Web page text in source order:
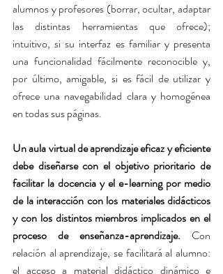
alumnos y profesores (borrar, ocultar, adaptar
las distintas herramientas que ofrece);
intuitivo, si su interfaz es familiar y presenta
una funcionalidad fácilmente reconocible y,
por último, amigable, si es fácil de utilizar y
ofrece una navegabilidad clara y homogénea
en todas sus páginas.
Un aula virtual de aprendizaje eficaz y eficiente
debe diseñarse con el objetivo prioritario de
facilitar la docencia y el e-learning por medio
de la interacción con los materiales didácticos
y con los distintos miembros implicados en el
proceso de enseñanza-aprendizaje. Con
relación al aprendizaje, se facilitará al alumno:
el acceso a material didáctico dinámico e
InnoTech Apps